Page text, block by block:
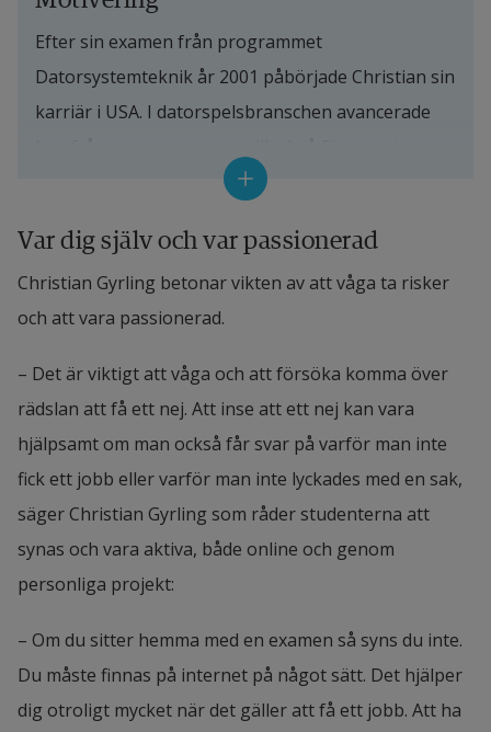
Efter sin examen från programmet
Datorsystemteknik år 2001 påbörjade Christian sin
karriär i USA. I datorspelsbranschen avancerade
Naughty Dog. Han var bland annat med och
mycket stor framgång och även en seriesuccé på
strömningsjätten HBO.
Meta Platforms Inc i Kalifornien.
Christian är en värdefull ambassadör för
Högskolan i Halmstad. Han är en god förebild för
lärosätets studenter och hans resa visar hur långt
du kan gå efter en utbildning på Högskolan i
Halmstad. Med rätt utbildning, hårt arbete och
stort engagemang kan var och en skapa sin egen
Var dig själv och var passionerad
Christian Gyrling betonar vikten av att våga ta risker
och att vara passionerad.
– Det är viktigt att våga och att försöka komma över
rädslan att få ett nej. Att inse att ett nej kan vara
hjälpsamt om man också får svar på varför man inte
fick ett jobb eller varför man inte lyckades med en sak,
säger Christian Gyrling som råder studenterna att
synas och vara aktiva, både online och genom
personliga projekt:
– Om du sitter hemma med en examen så syns du inte.
Du måste finnas på internet på något sätt. Det hjälper
dig otroligt mycket när det gäller att få ett jobb. Att ha